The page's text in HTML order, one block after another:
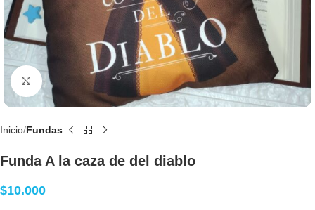
Clic para agrandar
Inicio Fundas
Funda A la caza de del diablo
$10.000